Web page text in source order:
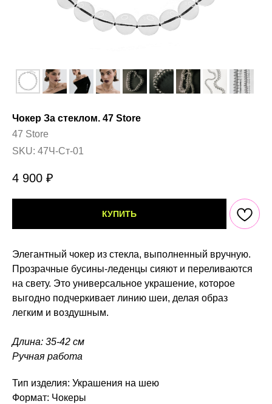
Чокер За стеклом. 47 Store
47 Store
SKU: 47Ч-Ст-01
4 900 ₽
КУПИТЬ
Элегантный чокер из стекла, выполненный вручную.
Прозрачные бусины-леденцы сияют и переливаются
на свету. Это универсальное украшение, которое
выгодно подчеркивает линию шеи, делая образ
легким и воздушным.
Длина: 35-42 см
Ручная работа
Тип изделия: Украшения на шею
Формат: Чокеры